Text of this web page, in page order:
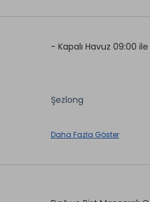
Masa Tenisi *
* ile işaretli özellikler
- Kapalı Havuz 09:00
Şezlong
Daha Fazla Göster